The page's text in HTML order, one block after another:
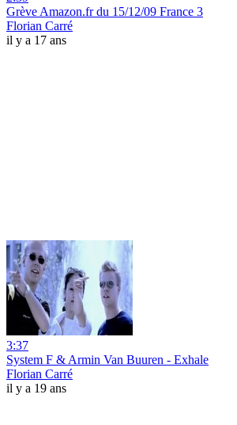
Grève Amazon.fr du 15/12/09 France 3
Florian Carré
il y a 17 ans
3:37
System F & Armin Van Buuren - Exhale
Florian Carré
il y a 19 ans